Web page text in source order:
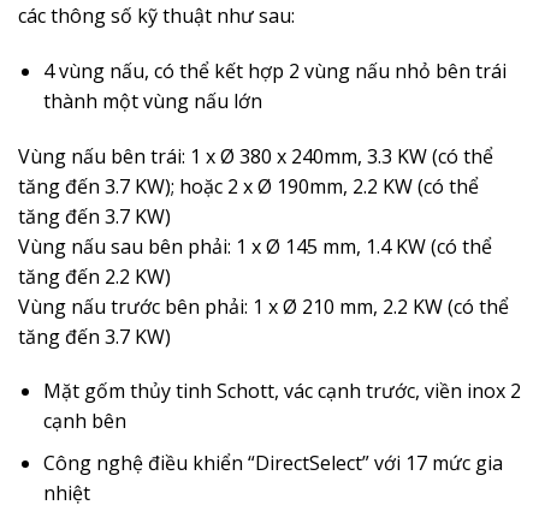
các thông số kỹ thuật như sau:
4 vùng nấu, có thể kết hợp 2 vùng nấu nhỏ bên trái
thành một vùng nấu lớn
Vùng nấu bên trái: 1 x Ø 380 x 240mm, 3.3 KW (có thể
tăng đến 3.7 KW); hoặc 2 x Ø 190mm, 2.2 KW (có thể
tăng đến 3.7 KW)
Vùng nấu sau bên phải: 1 x Ø 145 mm, 1.4 KW (có thể
tăng đến 2.2 KW)
Vùng nấu trước bên phải: 1 x Ø 210 mm, 2.2 KW (có thể
tăng đến 3.7 KW)
Mặt gốm thủy tinh Schott, vác cạnh trước, viền inox 2
cạnh bên
Công nghệ điều khiển “DirectSelect” với 17 mức gia
nhiệt